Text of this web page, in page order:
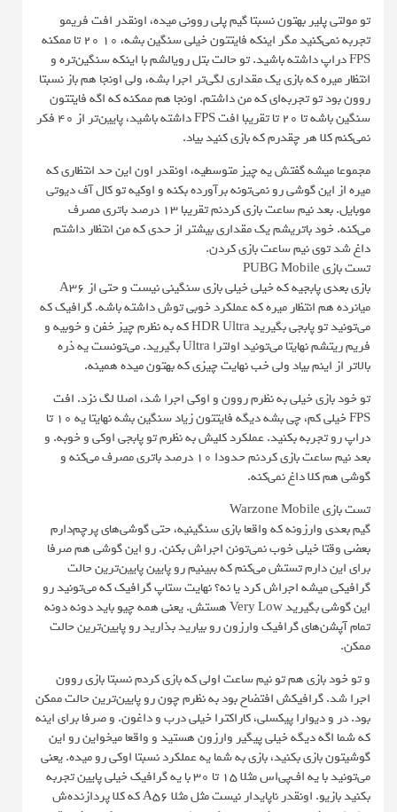
تو مولتی پلیر بهتون نسبتا گیم پلی روونی میده، اونقدر افت فریمو
تجربه نمی‌کنید مگر اینکه فایتتون خیلی سنگین بشه، ۱۰ ۲۰ تا ممکنه
FPS دراپ داشته باشید. تو حالت بتل رویالشم با اینکه سنگین‌تره و
انتظار میره که بازی یک مقداری لگی‌تر اجرا بشه، ولی اونجا هم باز نسبتا
روون بود تو تجربه‌ای که من داشتم. اونجا هم ممکنه که اگه فایتتون
سنگین باشه تا ۲۰ تا تقریبا افت FPS داشته باشید، پایین‌تر از ۴۰ فکر
نمی‌کنم کلا هر چقدرم که بازی کنید بیاد.
مجموعا میشه گفتش یه چیز متوسطیه، اونقدر اون این حد انتظاری که
میره از این گوشی رو نمی‌تونه برآورده بکنه و اوکیه تو کال آف دیوتی
موبایل. بعد نیم ساعت بازی کردنم تقریبا ۱۳ درصد باتری مصرف
می‌کنه. خود باتریشم یک مقداری بیشتر از حدی که من انتظار داشتم
داغ شد توی نیم ساعت بازی کردن.
تست بازی PUBG Mobile
بازی بعدی پابجیه که خیلی خیلی بازی سنگینی نیست و حتی از A36
میانرده هم انتظار میره که عملکرد خوبی توش داشته باشه. گرافیک که
می‌تونید تو پابجی بگیرید HDR Ultra که به نظرم چیز خفن و خوبیه و
فریم‌ ریتشم نهایتا می‌تونید اولترا Ultra بگیرید. می‌تونست یه ذره
بالاتر از اینم بیاد ولی خب نهایت چیزی که بهتون میده همینه.
تو خود بازی خیلی به نظرم روون و اوکی اجرا شد، اصلا لگ نزد. افت
FPS خیلی کم، چی بشه دیگه فایتتون زیاد سنگین بشه نهایتا یه ۱۰ تا
دراپ رو تجربه بکنید. عملکرد کلیش به نظرم تو پابجی اوکی و خوبه. و
بعد نیم ساعت بازی کردنم حدودا ۱۰ درصد باتری مصرف می‌کنه و
گوشی هم کلا داغ نمی‌کنه.
تست بازی Warzone Mobile
گیم بعدی وارزونه که واقعا بازی سنگینیه، حتی گوشی‌های پرچم‌دارم
بعضی وقتا خیلی خوب نمی‌تونن اجراش بکنن. رو این گوشی هم صرفا
برای این دارم تستش می‌کنم که ببینیم رو پایین پایین‌ترین حالت
گرافیکی میشه اجراش کرد یا نه؟ نهایت ستاپ گرافیک که می‌تونید رو
این گوشی بگیرید Very Low هستش. یعنی همه چیو باید دونه دونه
تمام آپشن‌های گرافیک وارزون رو بیارید بذارید رو پایین‌ترین حالت
ممکن.
و تو خود بازی هم تو نیم ساعت اولی که بازی کردم نسبتا بازی روون
اجرا شد. گرافیکش افتضاح بود به نظرم چون رو پایین‌ترین حالت ممکن
بود. در و دیوارا پیکسلی، کاراکترا خیلی درب و داغون. و صرفا برای اینه
که شما اگه دیگه خیلی پیگیر وارزون هستید و واقعا میخواین رو این
گوشیتون بازی بکنید، بازی به شما یه عملکرد نسبتا اوکی رو میده. یعنی
می‌تونید با یه اف‌پی‌اس مثلا ۱۵ تا ۳۰ با یه گرافیک خیلی پایین تجربه
بکنید بازیو. اونقدر ناپایدار نیست مثل مثلا A56 که کلا پردازنده‌ش